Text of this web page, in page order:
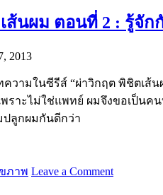
ส้นผม ตอนที่ 2 : รู้จั
2013
ามในซีรีส์ “ผ่าวิกฤต พิชิตเส้นผ
พราะไม่ใช่แพทย์ ผมจึงขอเป็น
ปลูกผมกันดีกว่า
ภาพ Leave a Comment